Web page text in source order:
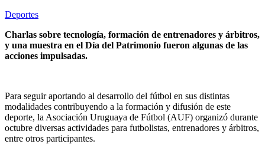
Deportes
Charlas sobre tecnología, formación de entrenadores y árbitros,
y una muestra en el Día del Patrimonio fueron algunas de las
acciones impulsadas.
Para seguir aportando al desarrollo del fútbol en sus distintas
modalidades contribuyendo a la formación y difusión de este
deporte, la Asociación Uruguaya de Fútbol (AUF) organizó durante
octubre diversas actividades para futbolistas, entrenadores y árbitros,
entre otros participantes.